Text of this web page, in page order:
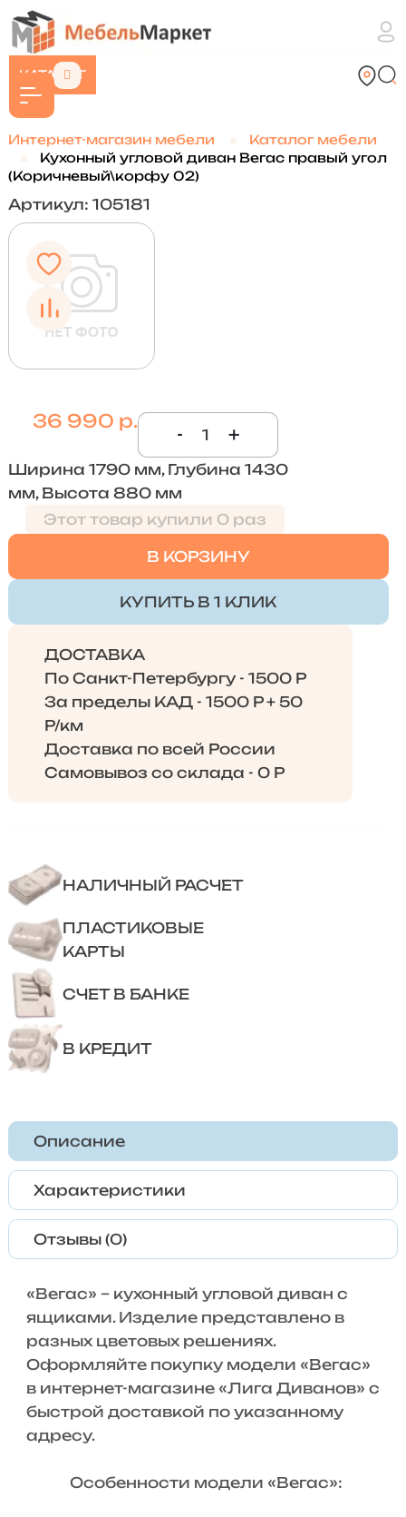
КАТАЛОГ
Интернет-магазин мебели
Каталог мебели
Кухонный угловой диван Вегас правый угол
(Коричневый\корфу 02)
Артикул: 105181
36 990 р.
- +
Ширина 1790 мм, Глубина 1430
мм, Высота 880 мм
Этот товар купили 0 раз
В КОРЗИНУ
КУПИТЬ В 1 КЛИК
ДОСТАВКА
По Санкт-Петербургу - 1500 Р
За пределы КАД - 1500 Р + 50
Р/км
Доставка по всей России
Самовывоз со склада - 0 Р
НАЛИЧНЫЙ РАСЧЕТ
ПЛАСТИКОВЫЕ
КАРТЫ
СЧЕТ В БАНКЕ
В КРЕДИТ
Описание
Характеристики
Отзывы (0)
«Вегас» – кухонный угловой диван с
ящиками. Изделие представлено в
разных цветовых решениях.
Оформляйте покупку модели «Вегас»
в интернет-магазине «Лига Диванов» с
быстрой доставкой по указанному
адресу.
Особенности модели «Вегас»: